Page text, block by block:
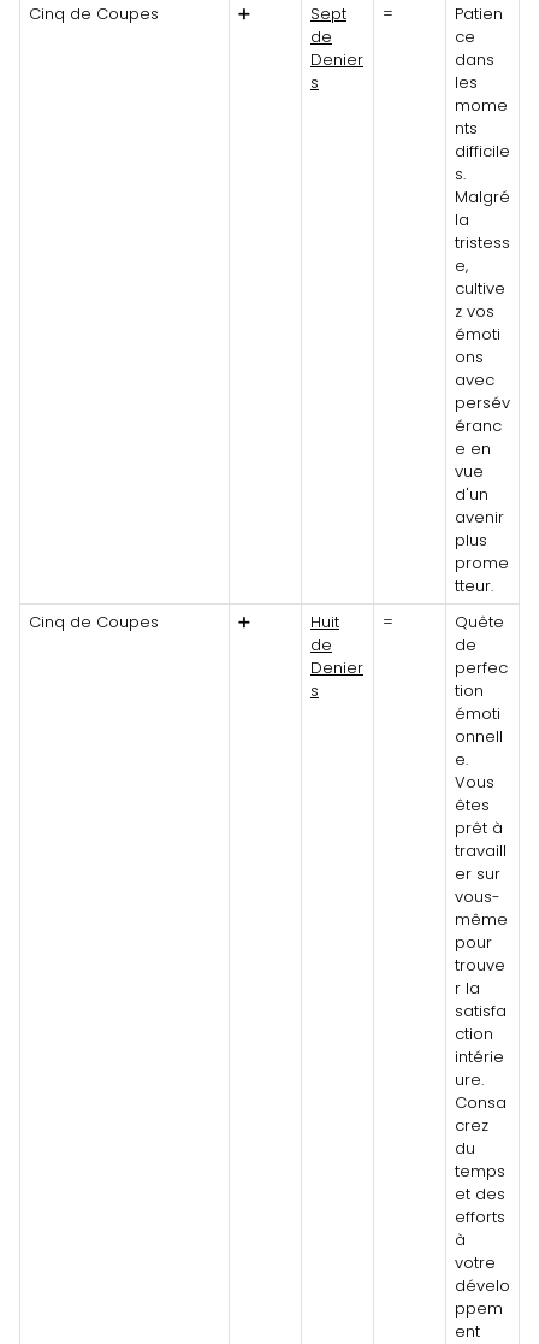
Cinq de Coupes
➕
Sept
de
Denier
s
=
Patien
ce
dans
les
mome
nts
difficile
s.
Malgré
la
tristess
e,
cultive
z vos
émoti
ons
avec
persév
éranc
e en
vue
d'un
avenir
plus
prome
tteur.
Cinq de Coupes
➕
Huit
de
Denier
s
=
Quête
de
perfec
tion
émoti
onnell
e.
Vous
êtes
prêt à
travaill
er sur
vous-
même
pour
trouve
r la
satisfa
ction
intérie
ure.
Consa
crez
du
temps
et des
efforts
à
votre
dévelo
ppem
ent